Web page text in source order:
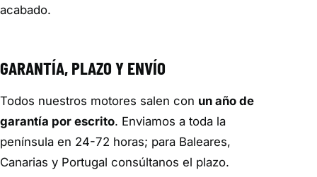
acabado.
GARANTÍA, PLAZO Y ENVÍO
Todos nuestros motores salen con un año de
garantía por escrito. Enviamos a toda la
península en 24-72 horas; para Baleares,
Canarias y Portugal consúltanos el plazo.